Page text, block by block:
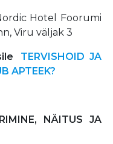
Hotel Foorumi
Viru väljak 3
TERVISHOID JA
APTEEK?
NÄITUS JA